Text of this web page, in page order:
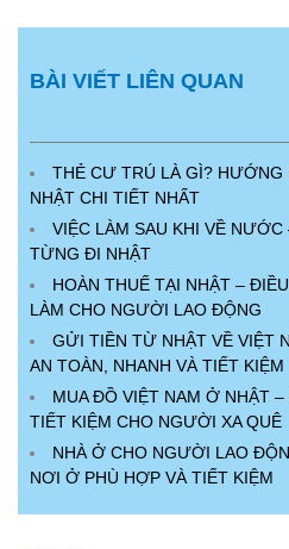
BÀI VIẾT LIÊN QUAN
THẺ CƯ TRÚ LÀ GÌ? HƯỚNG
NHẬT CHI TIẾT NHẤT
VIỆC LÀM SAU KHI VỀ
TỪNG ĐI NHẬT
HOÀN THUẾ TẠI NHẬT –
LÀM CHO NGƯỜI LAO ĐỘNG
GỬI TIỀN TỪ NHẬT VỀ VIỆT
AN TOÀN, NHANH VÀ TIẾT KIỆM
MUA ĐỒ VIỆT NAM Ở NHẬT –
TIẾT KIỆM CHO NGƯỜI XA QUÊ
NHÀ Ở CHO NGƯỜI LAO
NƠI Ở PHÙ HỢP VÀ TIẾT KIỆM